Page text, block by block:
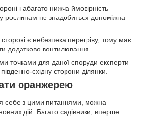
набагато нижча ймовірність
рослинам не знадобиться допоміжна
стороні є небезпека перегріву, тому має
додаткове вентилювання.
точками для даної споруди експерти
східну сторони ділянки.
оранжерею
себе з цими питаннями, можна
дій. Багато садівники, вперше